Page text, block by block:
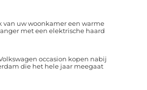
van uw woonkamer een warme
met een elektrische haard
occasion kopen nabij
die het hele jaar meegaat